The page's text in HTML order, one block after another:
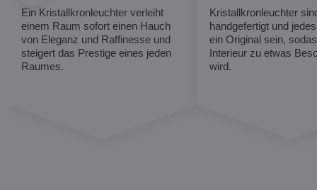
Ein Kristallkronleuchter verleiht
einem Raum sofort einen Hauch
von Eleganz und Raffinesse und
steigert das Prestige eines jeden
Raumes.
Kristallkronleuchter
handgefertigt und
ein Original sein,
Interieur zu etwas
wird.